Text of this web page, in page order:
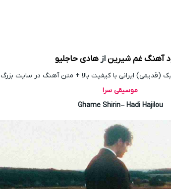
آهنگغم شیرینازهادی حاجلیو
(قدیمی) ایرانی با کیفیت بالا + متن آهنگ در سایت بزرگ
موسیقی سرا
Ghame Shirin– Hadi Hajilou